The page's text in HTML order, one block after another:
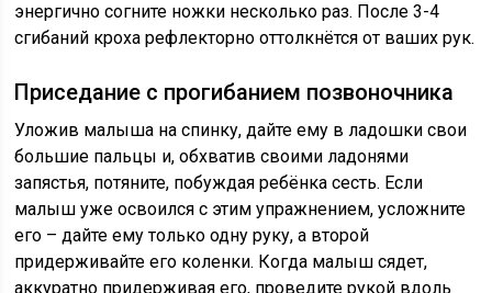
энергично согните ножки несколько раз. После 3-4
сгибаний кроха рефлекторно оттолкнётся от ваших рук.
Приседание с прогибанием позвоночника
Уложив малыша на спинку, дайте ему в ладошки свои
большие пальцы и, обхватив своими ладонями
запястья, потяните, побуждая ребёнка сесть. Если
малыш уже освоился с этим упражнением, усложните
его – дайте ему только одну руку, а второй
придерживайте его коленки. Когда малыш сядет,
аккуратно придерживая его, проведите рукой вдоль